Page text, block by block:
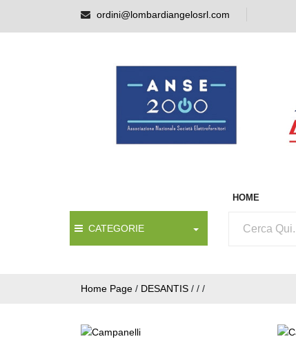
ordini@lombardiangelosrl.com
HOME
CATEGORIE
Home Page / DESANTIS / / /